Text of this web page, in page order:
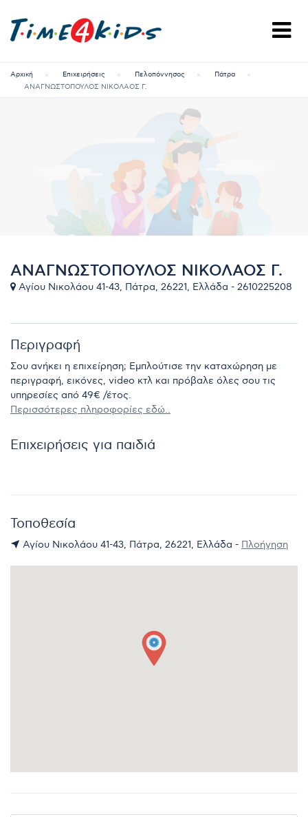
Αρχική Επιχειρήσεις Πελοπόννησος
Πάτρα
ΑΝΑΓΝΩΣΤΟΠΟΥΛΟΣ ΝΙΚΟΛΑΟΣ Γ.
ΑΝΑΓΝΩΣΤΟΠΟΥΛΟΣ ΝΙΚΟΛΑΟΣ Γ.
Αγίου Νικολάου 41-43, Πάτρα, 26221, Ελλάδα - 2610225208
Περιγραφή
Σου ανήκει η επιχείρηση; Εμπλούτισε την καταχώρηση με
περιγραφή, εικόνες, video κτλ και πρόβαλε όλες σου τις
υπηρεσίες από 49€ /έτος.
Περισσότερες πληροφορίες εδώ..
Επιχειρήσεις για παιδιά
Τοποθεσία
Αγίου Νικολάου 41-43, Πάτρα, 26221, Ελλάδα - Πλοήγηση